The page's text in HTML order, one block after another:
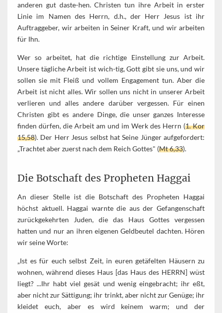
anderen gut daste-hen. Christen tun ihre Arbeit in erster
Linie im Namen des Herrn, d.h., der Herr Jesus ist ihr
Auftraggeber, wir arbeiten in Seiner Kraft, und wir arbeiten
für Ihn.
Wer so arbeitet, hat die richtige Einstellung zur Arbeit.
Unsere tägliche Arbeit ist wich-tig, Gott gibt sie uns, und wir
sollen sie mit Fleiß und vollem Engagement tun. Aber die
Arbeit ist nicht alles. Wir sollen uns nicht in unserer Arbeit
verlieren und alles andere darüber vergessen. Für einen
Christen gibt es andere Dinge, die unser ganzes Interesse
finden dürfen, die Arbeit am und im Werk des Herrn (1. Kor
15,58). Der Herr Jesus selbst hat Seine Jünger aufgefordert:
„Trachtet aber zuerst nach dem Reich Gottes" (Mt 6,33).
Die Botschaft des Propheten Haggai
An dieser Stelle ist die Botschaft des Propheten Haggai
höchst aktuell. Haggai warnte die aus der Gefangenschaft
zurückgekehrten Juden, die das Haus Gottes vergessen
hatten und nur an ihren eigenen Geldbeutel dachten. Hören
wir seine Worte:
„Ist es für euch selbst Zeit, in euren getäfelten Häusern zu
wohnen, während dieses Haus [das Haus des HERRN] wüst
liegt? ...Ihr habt viel gesät und wenig eingebracht; ihr eßt,
aber nicht zur Sättigung; ihr trinkt, aber nicht zur Genüge; ihr
kleidet euch, aber es wird keinem warm; und der